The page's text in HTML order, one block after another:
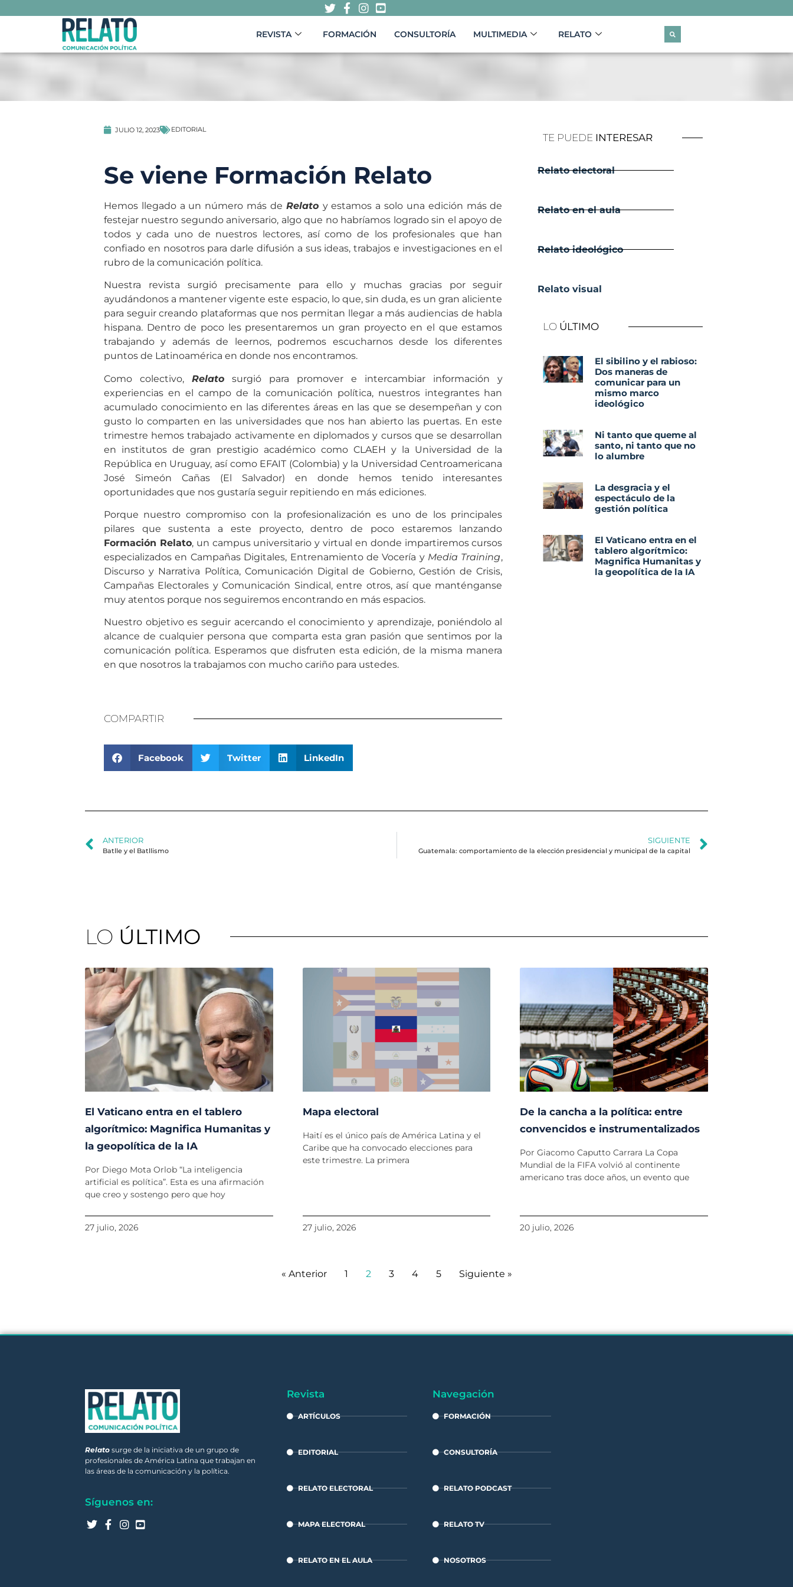
REVISTA FORMACIÓN CONSULTORÍA MULTIMEDIA RELATO
JULIO 12, 2023 EDITORIAL
Se viene Formación Relato
Hemos llegado a un número más de Relato y estamos a solo una edición más de
festejar nuestro segundo aniversario, algo que no habríamos logrado sin el apoyo de
todos y cada uno de nuestros lectores, así como de los profesionales que han
confiado en nosotros para darle difusión a sus ideas, trabajos e investigaciones en el
rubro de la comunicación política.
Nuestra revista surgió precisamente para ello y muchas gracias por seguir
ayudándonos a mantener vigente este espacio, lo que, sin duda, es un gran aliciente
para seguir creando plataformas que nos permitan llegar a más audiencias de habla
hispana. Dentro de poco les presentaremos un gran proyecto en el que estamos
trabajando y además de leernos, podremos escucharnos desde los diferentes
puntos de Latinoamérica en donde nos encontramos.
Como colectivo, Relato
surgió para promover e intercambiar información y
experiencias en el campo de la comunicación política, nuestros integrantes han
acumulado conocimiento en las diferentes áreas en las que se desempeñan y con
gusto lo comparten en las universidades que nos han abierto las puertas. En este
trimestre hemos trabajado activamente en diplomados y cursos que se desarrollan
en institutos de gran prestigio académico como CLAEH y la Universidad de la
República en Uruguay, así como EFAIT (Colombia) y la Universidad Centroamericana
José Simeón Cañas (El Salvador) en donde hemos tenido interesantes
oportunidades que nos gustaría seguir repitiendo en más ediciones.
Porque nuestro compromiso con la profesionalización es uno de los principales
pilares que sustenta a este proyecto, dentro de poco estaremos lanzando
Formación Relato, un campus universitario y virtual en donde impartiremos cursos
especializados en Campañas Digitales, Entrenamiento de Vocería y Media Training,
Discurso y Narrativa Política, Comunicación Digital de Gobierno, Gestión de Crisis,
Campañas Electorales y Comunicación Sindical, entre otros, así que manténganse
muy atentos porque nos seguiremos encontrando en más espacios.
Nuestro objetivo es seguir acercando el conocimiento y aprendizaje, poniéndolo al
alcance de cualquier persona que comparta esta gran pasión que sentimos por la
comunicación política. Esperamos que disfruten esta edición, de la misma manera
en que nosotros la trabajamos con mucho cariño para ustedes.
COMPARTIR
Facebook Twitter LinkedIn
TE PUEDE INTERESAR
Relato electoral
Relato en el aula
Relato ideológico
Relato visual
LO ÚLTIMO
El sibilino y el rabioso:
Dos maneras de
comunicar para un
mismo marco
ideológico
Ni tanto que queme al
santo, ni tanto que no
lo alumbre
La desgracia y el
espectáculo de la
gestión política
El Vaticano entra en el
tablero algorítmico:
Magnifica Humanitas y
la geopolítica de la IA
ANTERIOR
Batlle y el Batllismo
SIGUIENTE
Guatemala: comportamiento de la elección presidencial y municipal de la capital
LO ÚLTIMO
El Vaticano entra en el tablero
algorítmico: Magnifica Humanitas y
la geopolítica de la IA
Por Diego Mota Orlob “La inteligencia
artificial es política”. Esta es una afirmación
que creo y sostengo pero que hoy
27 julio, 2026
Mapa electoral
Haití es el único país de América Latina y el
Caribe que ha convocado elecciones para
este trimestre. La primera
27 julio, 2026
De la cancha a la política: entre
convencidos e instrumentalizados
Por Giacomo Caputto Carrara La Copa
Mundial de la FIFA volvió al continente
americano tras doce años, un evento que
20 julio, 2026
« Anterior 1 2 3 4 5 Siguiente »
Relato surge de la iniciativa de un grupo de
profesionales de América Latina que trabajan en
las áreas de la comunicación y la política.
Síguenos en:
Revista
ARTÍCULOS
EDITORIAL
RELATO ELECTORAL
MAPA ELECTORAL
RELATO EN EL AULA
Navegación
FORMACIÓN
CONSULTORÍA
RELATO PODCAST
RELATO TV
NOSOTROS